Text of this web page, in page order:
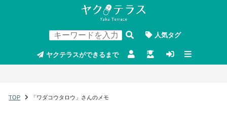
人気タグ
ヤクテラスができるまで
TOP 「ワダコウタロウ」さんのメモ